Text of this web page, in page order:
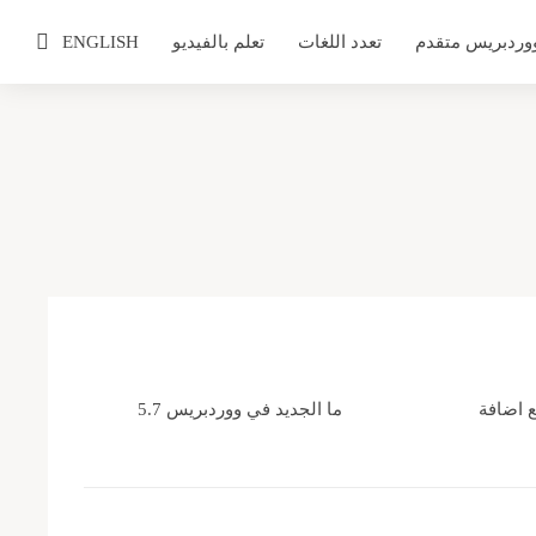
متقدم تعدد اللغات تعلم بالفيديو ENGLISH
اضافة
ما الجديد في ووردبريس 5.7